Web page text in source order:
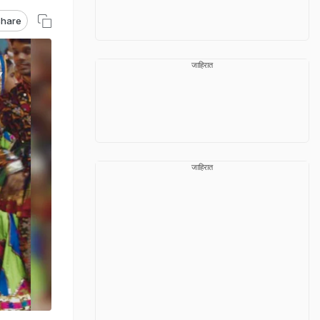
जाहिरात
जाहिरात